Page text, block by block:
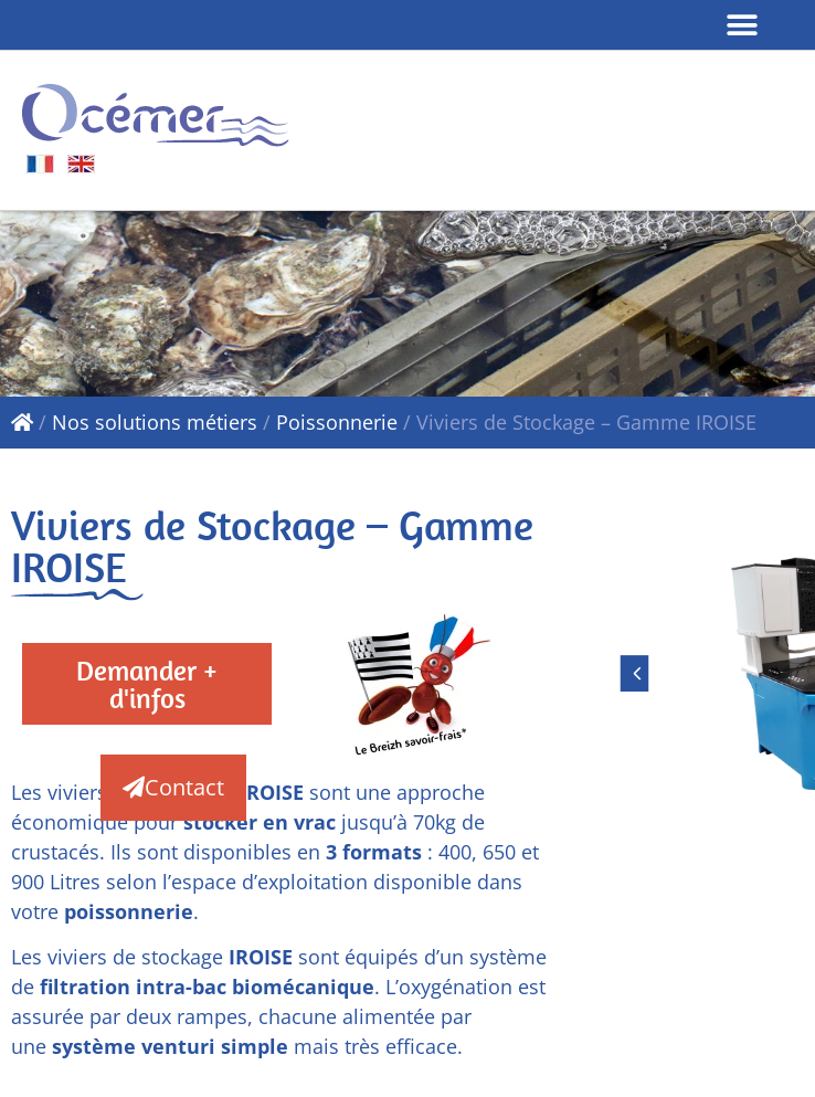
Contact
/ Nos solutions métiers / Poissonnerie / Viviers de Stockage – Gamme IROISE
Viviers de Stockage – Gamme
IROISE
Demander +
d'infos
Les viviers de la gamme IROISE sont une approche
économique pourstocker en vrac jusqu’à 70kg de
crustacés. Ils sont disponibles en 3 formats : 400, 650 et
900 Litres selon l’espace d’exploitation disponible dans
votre poissonnerie.
Les viviers de stockage IROISE sont équipés d’un système
de filtration intra-bac biomécanique. L’oxygénation est
assurée par deux rampes, chacune alimentée par
une système venturi simple mais très efficace.